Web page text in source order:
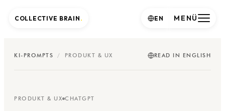
KI-PROMPTS / PRODUKT & UX READ IN ENGLISH
PRODUKT & UX CHATGPT
COLLECTIVE BRAIN . MENÜ
EN